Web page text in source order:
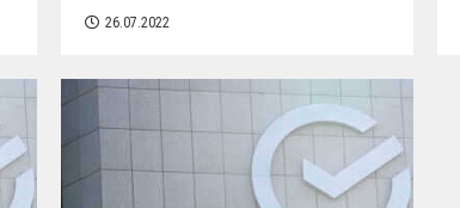
26.07.2022